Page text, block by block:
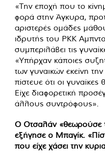
«Την εποχή που το
φορά στην Άγκυρα,
αριστερές ομάδες
ιδρυτής του ΡΚΚ
συμπεριλάβει τις
«Υπήρχαν κάποιες
των γυναικών εκείνη
πίστευε ότι οι
Είχε διαφορετική
άλλους συντρόφους».
Ο Οτσαλάν «θεωρούσε
εξήγησε ο Μπαγίκ.
που είχε χάσει την